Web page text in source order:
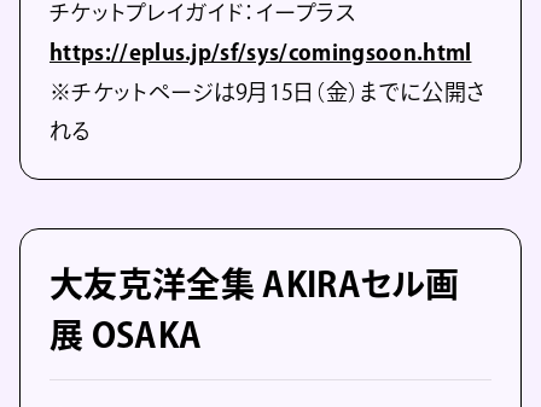
チケットプレイガイド：イープラス
https://eplus.jp/sf/sys/comingsoon.html
※チケットページは9月15日（金）までに公開さ
れる
大友克洋全集 AKIRAセル画
展 OSAKA